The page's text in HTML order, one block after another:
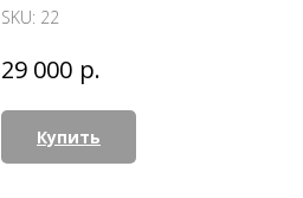
SKU: 22
29 000 р.
Купить